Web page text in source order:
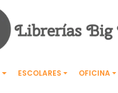
ESCOLARES OFICINA